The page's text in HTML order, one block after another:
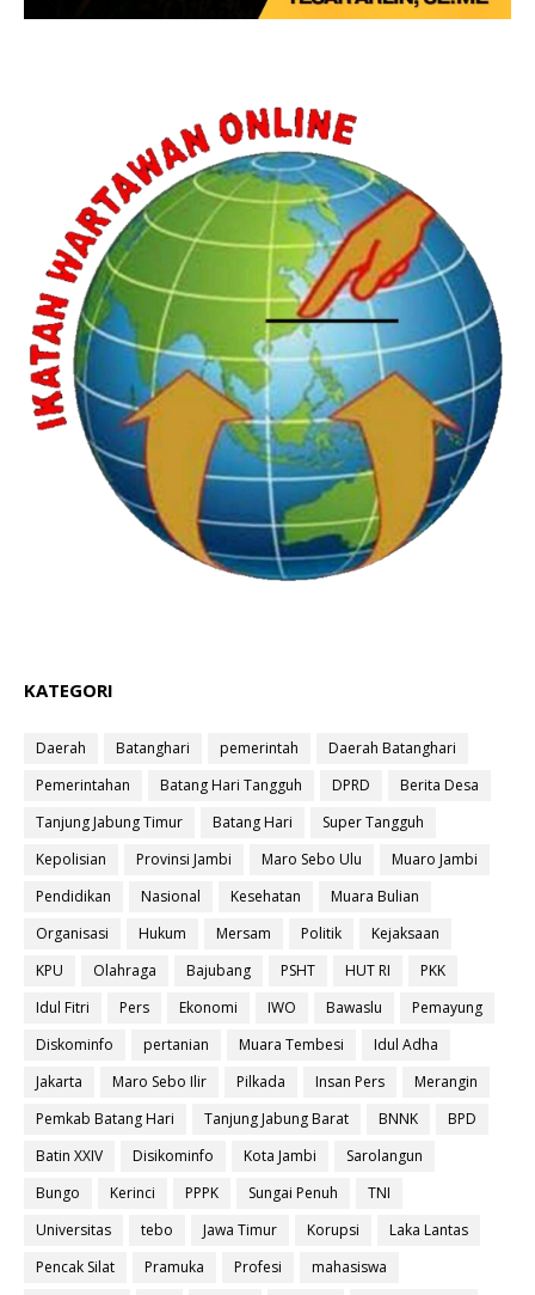
KATEGORI
Daerah Batanghari pemerintah
Daerah Batanghari
Pemerintahan
Batang Hari Tangguh DPRD
Berita Desa
Tanjung Jabung Timur
Batang Hari
Super Tangguh
Kepolisian
Provinsi Jambi Maro Sebo Ulu
Muaro Jambi
Pendidikan
Nasional Kesehatan
Muara Bulian
Organisasi
Hukum Mersam Politik
Kejaksaan
KPU
Olahraga Bajubang PSHT HUT RI
PKK
Idul Fitri
Pers Ekonomi IWO Bawaslu
Pemayung
Diskominfo
pertanian Muara Tembesi
Idul Adha
Jakarta
Maro Sebo Ilir Pilkada Insan Pers
Merangin
Pemkab Batang Hari
Tanjung Jabung Barat BNNK
BPD
Batin XXIV
Disikominfo Kota Jambi
Sarolangun
Bungo
Kerinci PPPK Sungai Penuh
TNI
Universitas
tebo Jawa Timur Korupsi
Laka Lantas
Pencak Silat
Pramuka Profesi
mahasiswa